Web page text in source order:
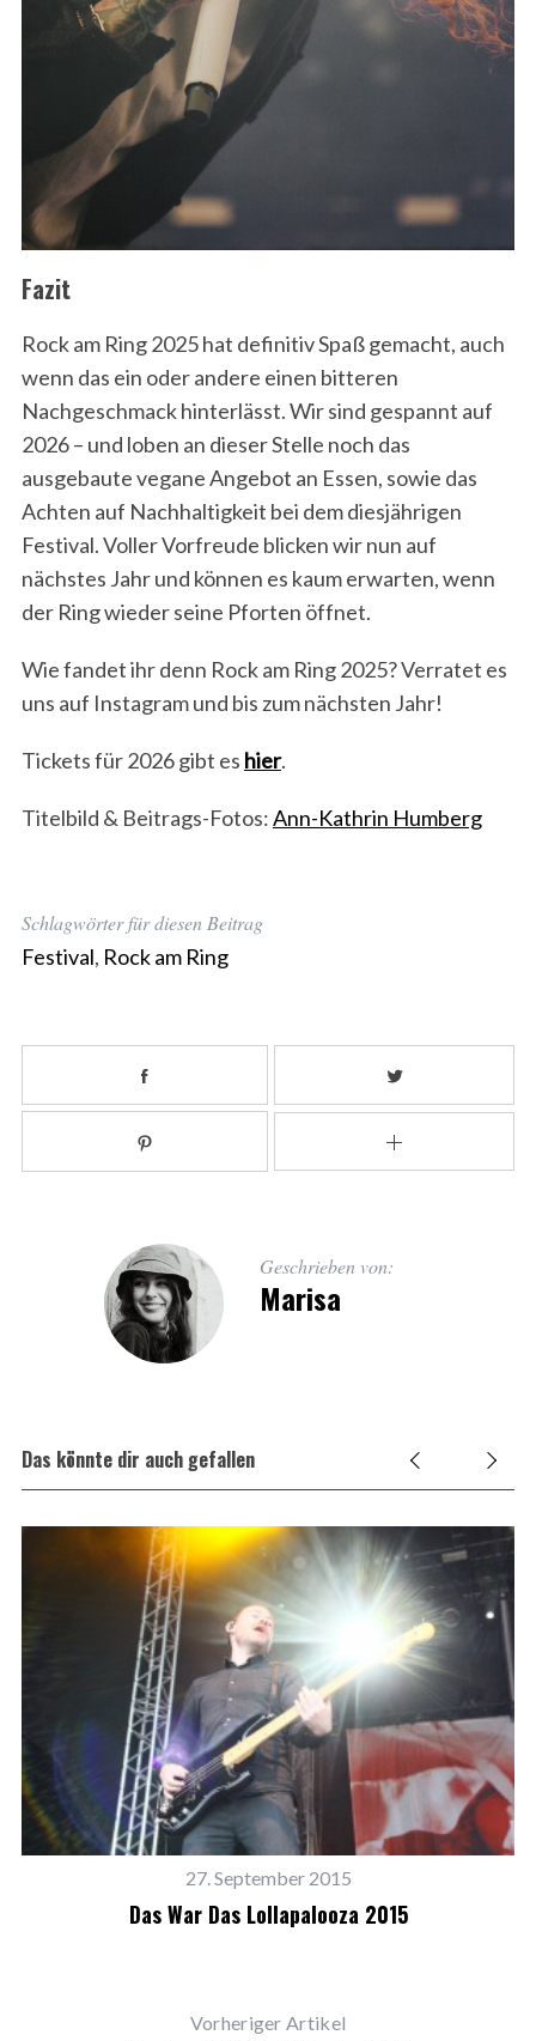
Fazit
Rock am Ring 2025 hat definitiv Spaß gemacht, auch
wenn das ein oder andere einen bitteren
Nachgeschmack hinterlässt. Wir sind gespannt auf
2026 – und loben an dieser Stelle noch das
ausgebaute vegane Angebot an Essen, sowie das
Achten auf Nachhaltigkeit bei dem diesjährigen
Festival. Voller Vorfreude blicken wir nun auf
nächstes Jahr und können es kaum erwarten, wenn
der Ring wieder seine Pforten öffnet.
Wie fandet ihr denn Rock am Ring 2025? Verratet es
uns auf Instagram und bis zum nächsten Jahr!
Tickets für 2026 gibt es hier.
Titelbild & Beitrags-Fotos:Ann-Kathrin Humberg
Schlagwörter für diesen Beitrag
Festival, Rock am Ring
Geschrieben von:
Marisa
Das könnte dir auch gefallen
27. September 2015
Das War Das Lollapalooza 2015
Vorheriger Artikel